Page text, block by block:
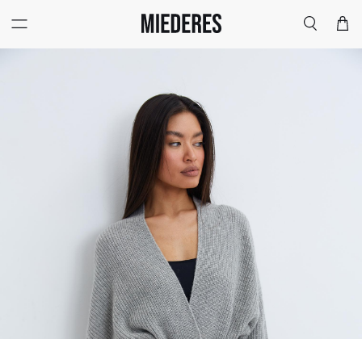
Меню Поиск